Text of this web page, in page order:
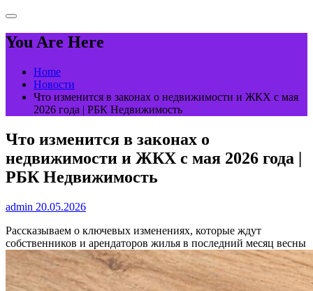
You Are Here
Home
Новости
Что изменится в законах о недвижимости и ЖКХ с мая
2026 года | РБК Недвижимость
Что изменится в законах о
недвижимости и ЖКХ с мая 2026 года |
РБК Недвижимость
admin 20.05.2026
Рассказываем о ключевых изменениях, которые ждут
собственников и арендаторов жилья в последний месяц весны